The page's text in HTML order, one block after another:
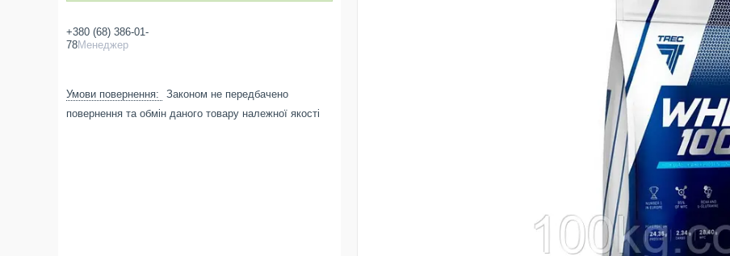
+380 (68) 386-01-
78Менеджер
Законом не передбачено
повернення та обмін даного товару належної якості